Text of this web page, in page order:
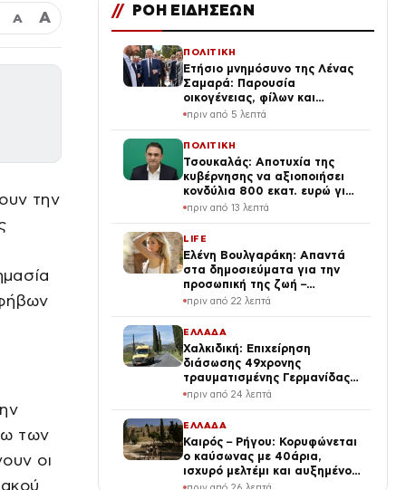
Α Α
την
των
οι
// ΡΟΗ ΕΙΔΗΣΕΩΝ
ΠΟΛΙΤΙΚΗ
Ετήσιο μνημόσυνο της Λένας
Σαμαρά: Παρουσία
οικογένειας, φίλων και
πολιτικών
πριν από 5 λεπτά
ΠΟΛΙΤΙΚΗ
Τσουκαλάς: Αποτυχία της
κυβέρνησης να αξιοποιήσει
κονδύλια 800 εκατ. ευρώ για
ενεργειακή ανθεκτικότητα
πριν από 13 λεπτά
LIFE
Ελένη Βουλγαράκη: Απαντά
στα δημοσιεύματα για την
προσωπική της ζωή –
«Διασταυρώστε καμιά
τη βλακεία σας»
πριν από 22 λεπτά
ΕΛΛΑΔΑ
Χαλκιδική: Επιχείρηση
διάσωσης 49χρονης
τραυματισμένης Γερμανίδας
σε δύσβατη περιοχή
πριν από 24 λεπτά
ΕΛΛΑΔΑ
Καιρός – Ρήγου: Κορυφώνεται
ο καύσωνας με 40άρια,
ισχυρό μελτέμι και αυξημένος
κίνδυνος για φωτιές
πριν από 26 λεπτά